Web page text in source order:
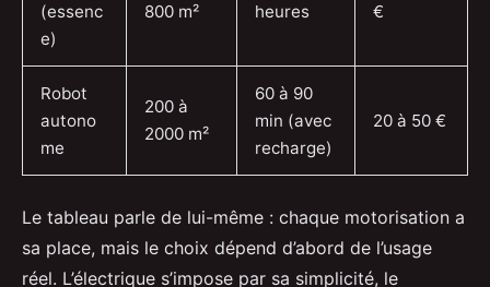
(essenc
e)
800 m²
heures
€
Robot
autono
me
200 à
2000 m²
60 à 90
min (avec
recharge)
20 à 50 €
Le tableau parle de lui-même : chaque motorisation a
sa place, mais le choix dépend d’abord de l’usage
réel. L’électrique s’impose par sa simplicité, le